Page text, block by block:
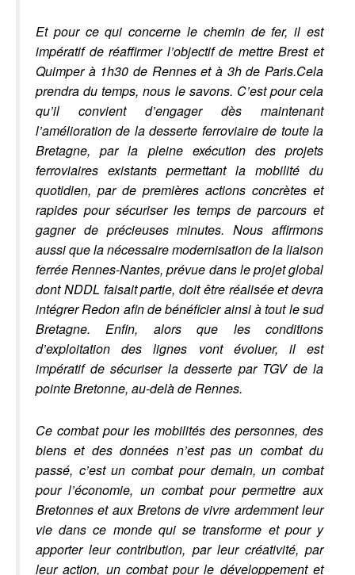
Et pour ce qui concerne le chemin de fer, il est
impératif de réaffirmer l’objectif de mettre Brest et
Quimper à 1h30 de Rennes et à 3h de Paris.Cela
prendra du temps, nous le savons. C’est pour cela
qu’il convient d’engager dès maintenant
l’amélioration de la desserte ferroviaire de toute la
Bretagne, par la pleine exécution des projets
ferroviaires existants permettant la mobilité du
quotidien, par de premières actions concrètes et
rapides pour sécuriser les temps de parcours et
gagner de précieuses minutes. Nous affirmons
aussi que la nécessaire modernisation de la liaison
ferrée Rennes-Nantes, prévue dans le projet global
dont NDDL faisait partie, doit être réalisée et devra
intégrer Redon afin de bénéficier ainsi à tout le sud
Bretagne. Enfin, alors que les conditions
d’exploitation des lignes vont évoluer, il est
impératif de sécuriser la desserte par TGV de la
pointe Bretonne, au-delà de Rennes.
Ce combat pour les mobilités des personnes, des
biens et des données n’est pas un combat du
passé, c’est un combat pour demain, un combat
pour l’économie, un combat pour permettre aux
Bretonnes et aux Bretons de vivre ardemment leur
vie dans ce monde qui se transforme et pour y
apporter leur contribution, par leur créativité, par
leur action, un combat pour le développement et